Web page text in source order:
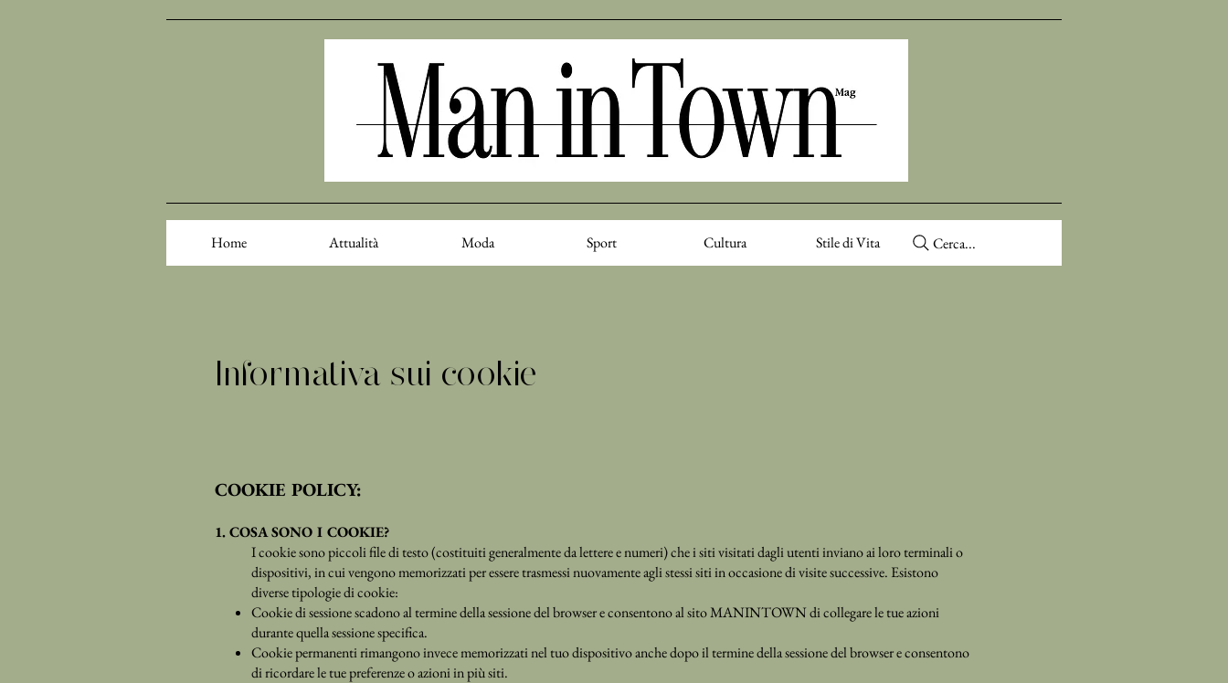
Home Attualità Moda Sport Cultura Stile di Vita Cerca...
Informativa sui cookie
COOKIE POLICY:
1. COSA SONO I COOKIE?
I cookie sono piccoli file di testo (costituiti generalmente da lettere e numeri) che i siti visitati dagli utenti inviano ai loro terminali o
dispositivi, in cui vengono memorizzati per essere trasmessi nuovamente agli stessi siti in occasione di visite successive. Esistono
diverse tipologie di cookie:
Cookie di sessione scadono al termine della sessione del browser e consentono al sito MANINTOWN di collegare le tue azioni
durante quella sessione specifica.
Cookie permanenti rimangono invece memorizzati nel tuo dispositivo anche dopo il termine della sessione del browser e consentono
di ricordare le tue preferenze o azioni in più siti.